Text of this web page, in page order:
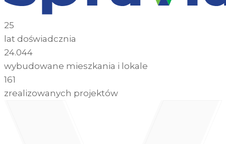
25
lat doświadcznia
24.044
wybudowane mieszkania i lokale
161
zrealizowanych projektów